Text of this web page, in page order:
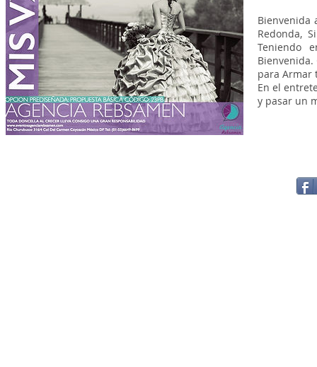
Bienvenida
Redonda,
Teniendo
para Armar
En el
y pasar un